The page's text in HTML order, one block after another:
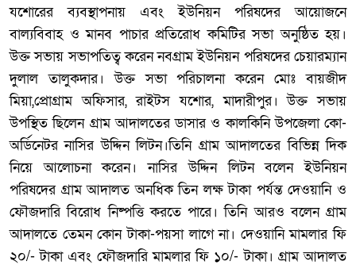
যশোরের ব্যবস্থাপনায় এবং ইউনিয়ন পরিষদের আয়োজনে
বাল্যবিবাহ ও মানব পাচার প্রতিরোধ কমিটির সভা অনুষ্ঠিত হয়।
উক্ত সভায় সভাপতিত্ব করেন নবগ্রাম ইউনিয়ন পরিষদের চেয়ারম্যান
দুলাল তালুকদার। উক্ত সভা পরিচালনা করেন মোঃ বায়জীদ
মিয়া,প্রোগ্রাম অফিসার, রাইটস যশোর, মাদারীপুর। উক্ত সভায়
উপস্থিত ছিলেন গ্রাম আদালতের ডাসার ও কালকিনি উপজেলা কো-
অর্ডিনেটর নাসির উদ্দিন লিটন।তিনি গ্রাম আদালতের বিভিন্ন দিক
নিয়ে আলোচনা করেন। নাসির উদ্দিন লিটন বলেন ইউনিয়ন
পরিষদের গ্রাম আদালত অনধিক তিন লক্ষ টাকা পর্যন্ত দেওয়ানি ও
ফৌজদারি বিরোধ নিষ্পত্তি করতে পারে। তিনি আরও বলেন গ্রাম
আদালতে তেমন কোন টাকা-পয়সা লাগে না। দেওয়ানি মামলার ফি
২০/- টাকা এবং ফৌজদারি মামলার ফি ১০/- টাকা। গ্রাম আদালত